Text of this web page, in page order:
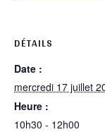
DÉTAILS
Date :
mercredi 17 juillet
Heure :
10h30 - 12h00